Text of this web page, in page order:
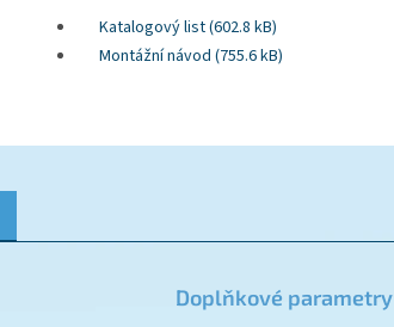
Katalogový list (602.8 kB)
Montážní návod (755.6 kB)
Doplňkové parametry